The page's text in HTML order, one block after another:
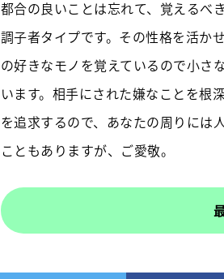
都合の良いことは忘れて、覚えるべ
調子者タイプです。その性格を活か
の好きなモノを覚えているので小さ
います。相手にされた嫌なことを根
を追求するので、あなたの周りには
こともありますが、ご愛敬。